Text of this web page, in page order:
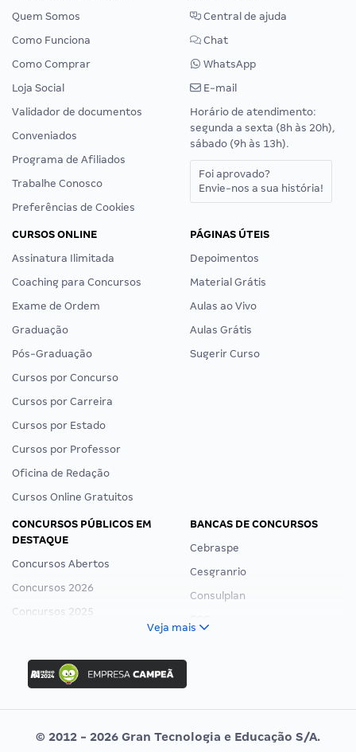
Quem Somos
Como Funciona
Como Comprar
Loja Social
Validador de documentos
Conveniados
Programa de Afiliados
Trabalhe Conosco
Preferências de Cookies
Central de ajuda
Chat
WhatsApp
E-mail
Horário de atendimento:
segunda a sexta (8h às 20h),
sábado (9h às 13h).
Foi aprovado?
Envie-nos a sua história!
CURSOS ONLINE
Assinatura Ilimitada
Coaching para Concursos
Exame de Ordem
Graduação
Pós-Graduação
Cursos por Concurso
Cursos por Carreira
Cursos por Estado
Cursos por Professor
Oficina de Redação
Cursos Online Gratuitos
PÁGINAS ÚTEIS
Depoimentos
Material Grátis
Aulas ao Vivo
Aulas Grátis
Sugerir Curso
CONCURSOS PÚBLICOS EM
DESTAQUE
Concursos Abertos
Concursos 2026
Concursos 2025
Concurso Ibama
Concurso MPU
Editais publicados
BANCAS DE CONCURSOS
Cebraspe
Cesgranrio
Consulplan
Vunesp
Veja mais
© 2012 - 2026 Gran Tecnologia e Educação S/A.